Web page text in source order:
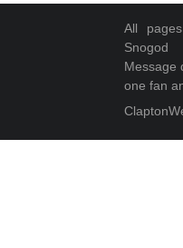
All
Snogod
Message
one fan